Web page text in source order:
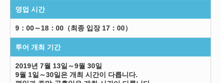
영업 시간
9：00～18：00（최종 입장 17：00）
투어 개최 기간
2019년 7월 13일～9월 30일
9월 1일～30일은 개최 시간이 다릅니다.